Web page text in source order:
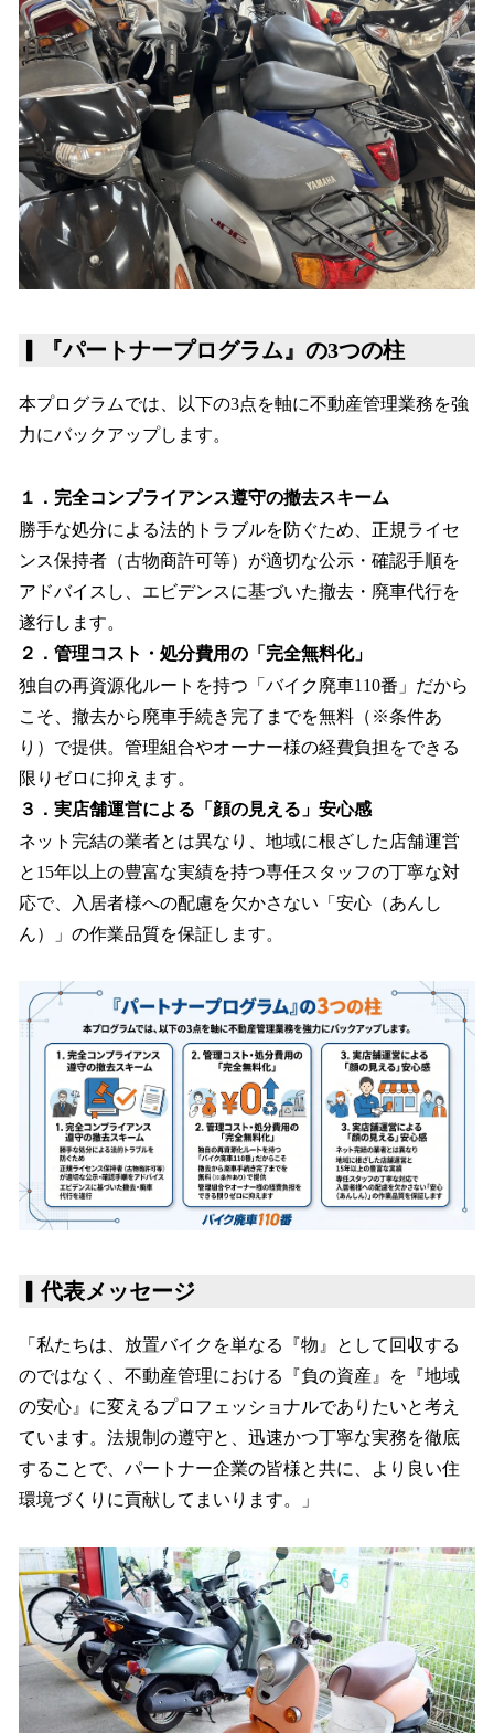
『パートナープログラム』の3つの柱
本プログラムでは、以下の3点を軸に不動産管理業務を強
力にバックアップします。
１．完全コンプライアンス遵守の撤去スキーム
勝手な処分による法的トラブルを防ぐため、正規ライセ
ンス保持者（古物商許可等）が適切な公示・確認手順を
アドバイスし、エビデンスに基づいた撤去・廃車代行を
遂行します。
２．管理コスト・処分費用の「完全無料化」
独自の再資源化ルートを持つ「バイク廃車110番」だから
こそ、撤去から廃車手続き完了までを無料（※条件あ
り）で提供。管理組合やオーナー様の経費負担をできる
限りゼロに抑えます。
３．実店舗運営による「顔の見える」安心感
ネット完結の業者とは異なり、地域に根ざした店舗運営
と15年以上の豊富な実績を持つ専任スタッフの丁寧な対
応で、入居者様への配慮を欠かさない「安心（あんし
ん）」の作業品質を保証します。
▎代表メッセージ
「私たちは、放置バイクを単なる『物』として回収する
のではなく、不動産管理における『負の資産』を『地域
の安心』に変えるプロフェッショナルでありたいと考え
ています。法規制の遵守と、迅速かつ丁寧な実務を徹底
することで、パートナー企業の皆様と共に、より良い住
環境づくりに貢献してまいります。」